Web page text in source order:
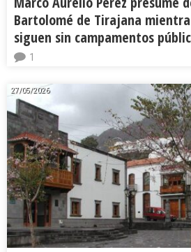
Bartolomé de Tirajana
siguen sin campamentos
1
27/05/2026